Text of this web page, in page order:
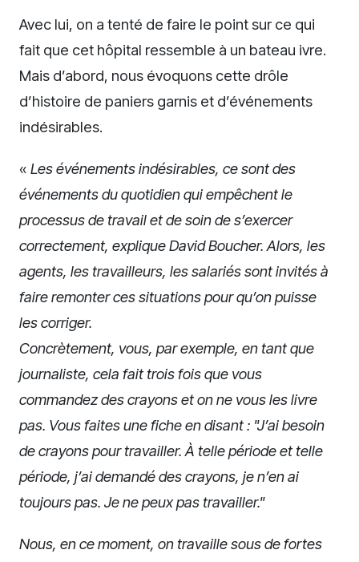
Avec lui, on a tenté de faire le point sur ce qui
fait que cet hôpital ressemble à un bateau ivre.
Mais d’abord, nous évoquons cette drôle
d’histoire de paniers garnis et d’événements
indésirables.
« Les événements indésirables, ce sont des
événements du quotidien qui empêchent le
processus de travail et de soin de s’exercer
correctement, explique David Boucher. Alors, les
agents, les travailleurs, les salariés sont invités à
faire remonter ces situations pour qu’on puisse
les corriger.
Concrètement, vous, par exemple, en tant que
journaliste, cela fait trois fois que vous
commandez des crayons et on ne vous les livre
pas. Vous faites une fiche en disant : "J’ai besoin
de crayons pour travailler. À telle période et telle
période, j’ai demandé des crayons, je n’en ai
toujours pas. Je ne peux pas travailler."
Nous, en ce moment, on travaille sous de fortes